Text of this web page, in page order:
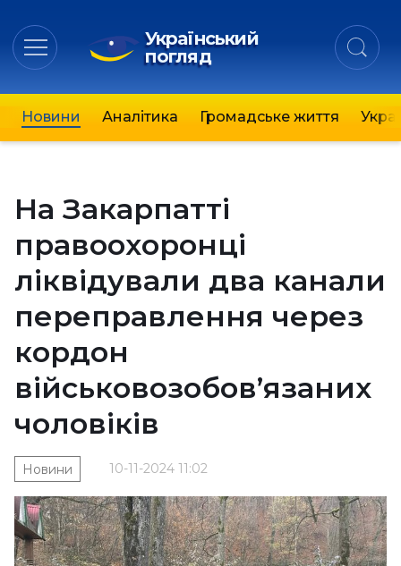
Український
погляд
Новини Аналітика Громадське життя
На Закарпатті
правоохоронці
ліквідували два канали
переправлення через
кордон
військовозобов’язаних
чоловіків
10-11-2024 11:02
Новини